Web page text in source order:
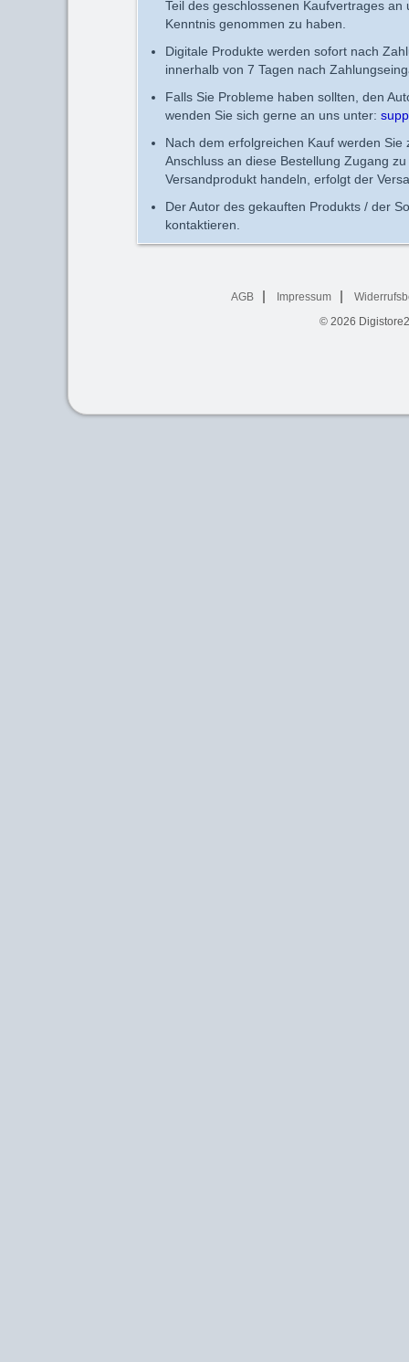
Teil des geschlossenen Kaufvertrages
Kenntnis genommen zu haben.
Digitale Produkte werden sofort nach
innerhalb von 7 Tagen nach
Falls Sie Probleme haben sollten, den
wenden Sie sich gerne an uns unter:
Nach dem erfolgreichen Kauf werden
Anschluss an diese Bestellung Zugang
Versandprodukt handeln, erfolgt der
Der Autor des gekauften Produkts / der
kontaktieren.
AGB Impressum
© 2026